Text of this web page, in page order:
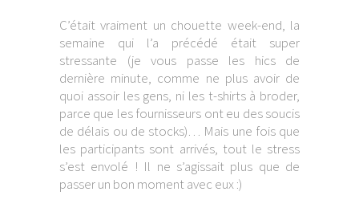
C’était vraiment un chouette week-end, la
semaine qui l’a précédé était super
stressante (je vous passe les hics de
dernière minute, comme ne plus avoir de
quoi assoir les gens, ni les t-shirts à broder,
parce que les fournisseurs ont eu des soucis
de délais ou de stocks)… Mais une fois que
les participants sont arrivés, tout le stress
s’est envolé ! Il ne s’agissait plus que de
passer un bon moment avec eux :)